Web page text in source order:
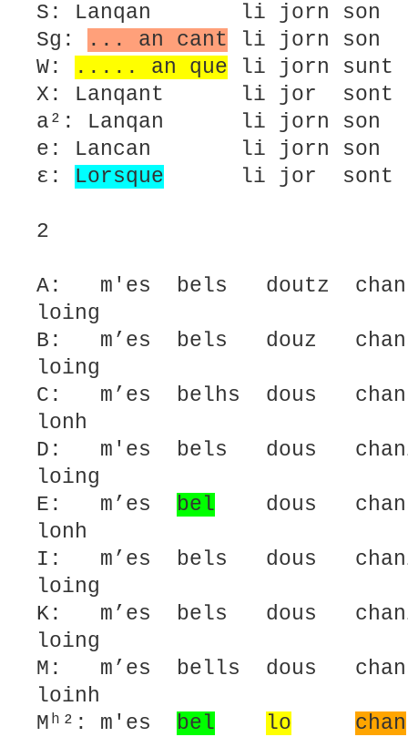
S: Lanqan li jorn son
Sg:
... an cant li jorn son
W:
..... an que li jorn sunt
X: Lanqant li jor sont
a²: Lanqan li jorn son
e: Lancan li jorn son
ε: Lorsque li jor sont
2
A: m'es bels doutz
loing
B: m’es bels douz
loing
C: m’es belhs dous
lonh
D: m'es bels dous
loing
E: m’es bel dous
lonh
I: m’es bels dous
loing
K: m’es bels dous
loing
M: m’es bells dous
loinh
Mʰ²: m'es bel lo chan